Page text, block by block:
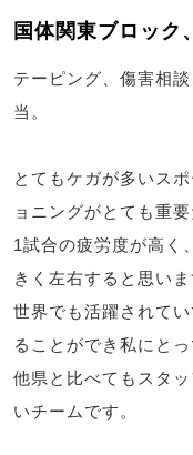
国体関東ブロック
テーピング、傷害相
当。
とてもケガが多いス
ョニングがとても重
1試合の疲労度が高く
きく左右すると思いま
世界でも活躍されて
ることができ私にと
他県と比べてもスタ
いチームです。